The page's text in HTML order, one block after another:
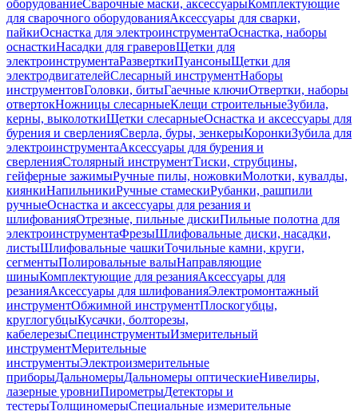
оборудованиеСварочные маски, аксессуарыКомплектующие
для сварочного оборудованияАксессуары для сварки,
пайкиОснастка для электроинструментаОснастка, наборы
оснасткиНасадки для граверовЩетки для
электроинструментаРазверткиПуансоныЩетки для
электродвигателейСлесарный инструментНаборы
инструментовГоловки, битыГаечные ключиОтвертки, наборы
отвертокНожницы слесарныеКлещи строительныеЗубила,
керны, выколоткиЩетки слесарныеОснастка и аксессуары для
бурения и сверленияСверла, буры, зенкерыКоронкиЗубила для
электроинструментаАксессуары для бурения и
сверленияСтолярный инструментТиски, струбцины,
гейферные зажимыРучные пилы, ножовкиМолотки, кувалды,
киянкиНапильникиРучные стамескиРубанки, рашпили
ручныеОснастка и аксессуары для резания и
шлифованияОтрезные, пильные дискиПильные полотна для
электроинструментаФрезыШлифовальные диски, насадки,
листыШлифовальные чашкиТочильные камни, круги,
сегментыПолировальные валыНаправляющие
шиныКомплектующие для резанияАксессуары для
резанияАксессуары для шлифованияЭлектромонтажный
инструментОбжимной инструментПлоскогубцы,
круглогубцыКусачки, болторезы,
кабелерезыСпецинструментыИзмерительный
инструментМерительные
инструментыЭлектроизмерительные
приборыДальномерыДальномеры оптическиеНивелиры,
лазерные уровниПирометрыДетекторы и
тестерыТолщиномерыСпециальные измерительные